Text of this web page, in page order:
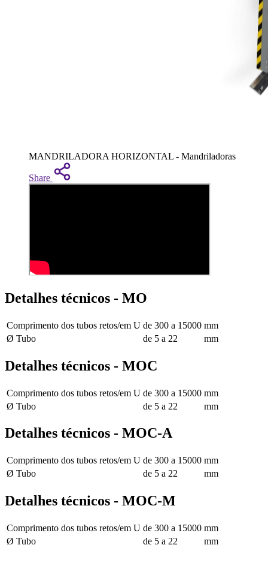
MANDRILADORA HORIZONTAL - Mandriladoras
Share
Detalhes técnicos - MO
Comprimento dos tubos retos/em U de 300 a 15000 mm
Ø Tubo
de 5 a 22 mm
Detalhes técnicos - MOC
Comprimento dos tubos retos/em U de 300 a 15000 mm
Ø Tubo
de 5 a 22 mm
Detalhes técnicos - MOC-A
Comprimento dos tubos retos/em U de 300 a 15000 mm
Ø Tubo
de 5 a 22 mm
Detalhes técnicos - MOC-M
Comprimento dos tubos retos/em U de 300 a 15000 mm
Ø Tubo
de 5 a 22 mm